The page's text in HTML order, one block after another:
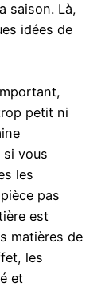
saison. Là,
idées de
petit ni
si vous
les
pas
est
matières de
les
et